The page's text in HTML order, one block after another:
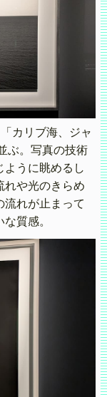
カリブ海、ジャ
ぶ。写真の技術
ように眺めるし
れや光のきらめ
流れが止まって
質感。